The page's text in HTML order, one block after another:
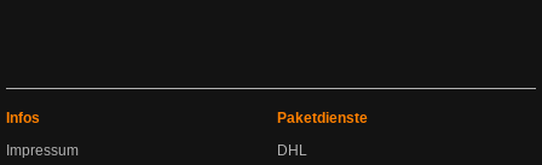
Infos
Impressum
Paketdienste
DHL